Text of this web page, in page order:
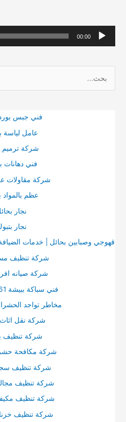
ش
00:00
فني جبس
عامل لياسة
شركة ترميم
فني دهانات
شركة مقاولات
عظم بالمواد
نجار
نجار
قهوجي وصبابين بحائل | خدمات الضيافة
شركة تنظيف
شركة صيانه
فني سباكة ببيشة 0566371961
مخاطر تواجد
شركة نقل اثاث
شركة تنظيف
شركة مكافحة
شركة تنظيف
شركة تنظيف
شركة تنظيف
شركة تنظيف